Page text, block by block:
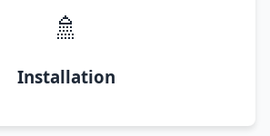
🚿
Installation